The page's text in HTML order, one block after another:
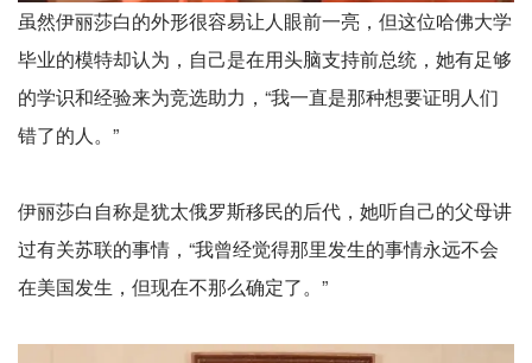
虽然伊丽莎白的外形很容易让人眼前一亮，但这位哈佛大学
毕业的模特却认为，自己是在用头脑支持前总统，她有足够
的学识和经验来为竞选助力，“我一直是那种想要证明人们
错了的人。”
伊丽莎白自称是犹太俄罗斯移民的后代，她听自己的父母讲
过有关苏联的事情，“我曾经觉得那里发生的事情永远不会
在美国发生，但现在不那么确定了。”